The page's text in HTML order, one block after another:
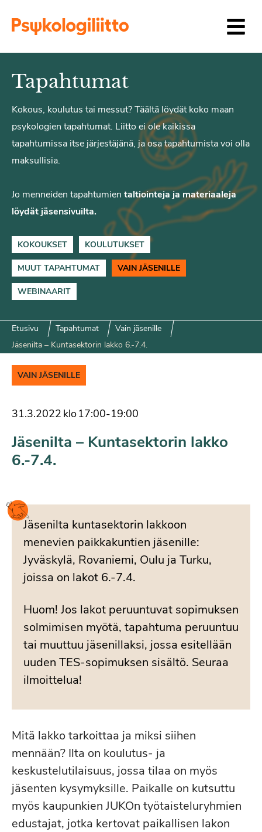
Tapahtumat
Kokous, koulutus tai messut? Täältä löydät koko maan
psykologien tapahtumat. Liitto ei ole kaikissa
tapahtumissa itse järjestäjänä, ja osa tapahtumista voi olla
maksullisia.
Jo menneiden tapahtumien taltiointeja ja materiaaleja
löydät jäsensivuilta.
KOKOUKSET KOULUTUKSET
MUUT TAPAHTUMAT VAIN JÄSENILLE
WEBINAARIT
Etusivu Tapahtumat
Vain jäsenille
Jäsenilta – Kuntasektorin lakko 6.-7.4.
VAIN JÄSENILLE
31.3.2022 klo17:00-19:00
Jäsenilta – Kuntasektorin lakko
6.-7.4.
Jäsenilta kuntasektorin lakkoon
menevien paikkakuntien jäsenille:
Jyväskylä, Rovaniemi, Oulu ja Turku,
joissa on lakot 6.-7.4.
Huom! Jos lakot peruuntuvat sopimuksen
solmimisen myötä, tapahtuma peruuntuu
tai muuttuu jäsenillaksi, jossa esitellään
uuden TES-sopimuksen sisältö. Seuraa
ilmoittelua!
Mitä lakko tarkoittaa ja miksi siihen
mennään? Ilta on koulutus- ja
keskustelutilaisuus, jossa tilaa on myös
jäsenten kysymyksille. Paikalle on kutsuttu
myös kaupunkien JUKOn työtaisteluryhmien
edustajat, jotka kertovat paikallisen lakon